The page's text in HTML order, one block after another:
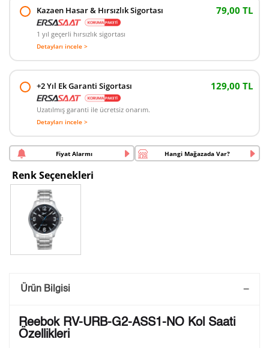
Kazaen Hasar & Hırsızlık Sigortası 79,00 TL
1 yıl geçerli hırsızlık sigortası
Detayları incele >
+2 Yıl Ek Garanti Sigortası 129,00 TL
Uzatılmış garanti ile ücretsiz onarım.
Detayları incele >
Fiyat Alarmı Hangi Mağazada Var?
Renk Seçenekleri
Saatini Kişiselleştir
arka kapağına gravür tekniği ile formda belirtmiş
olduğunuz şekilde işlenecektir.
Ürün Bilgisi
Reebok RV-URB-G2-ASS1-NO Kol Saati
Özellikleri